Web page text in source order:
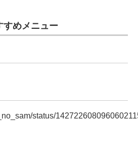
すめメニュー
status/